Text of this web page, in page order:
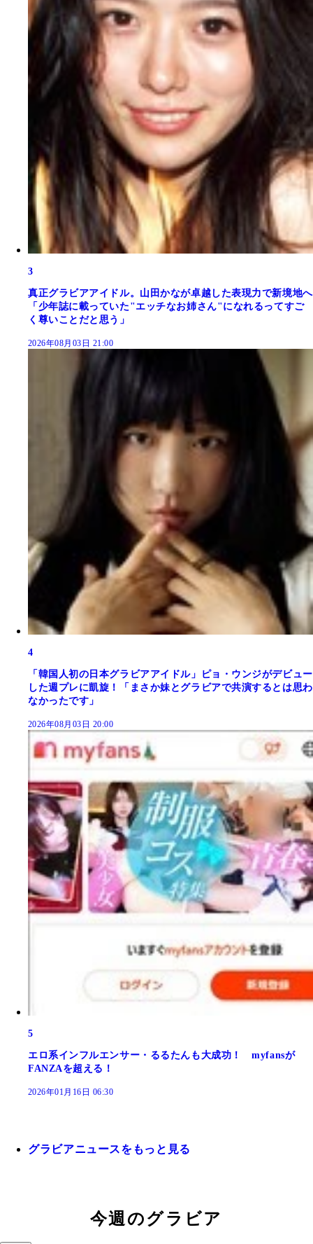
3
真正グラビアアイドル。山田かなが卓越した表現力で新境地へ
「少年誌に載っていた"エッチなお姉さん"になれるってすご
く尊いことだと思う」
2026年08月03日 21:00
4
「韓国人初の日本グラビアアイドル」ピョ・ウンジがデビュー
した週プレに凱旋！「まさか妹とグラビアで共演するとは思わ
なかったです」
2026年08月03日 20:00
5
エロ系インフルエンサー・るるたんも大成功！ myfansが
FANZAを超える！
2026年01月16日 06:30
グラビアニュースをもっと見る
今週のグラビア